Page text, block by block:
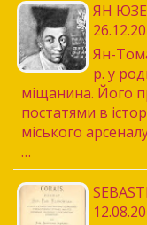
ЯН
Ян-
р. у
міщанина. Його
постатями в
міського
…